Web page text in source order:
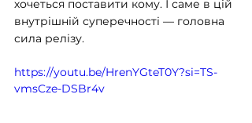
хочеться поставити кому. І саме в цій
внутрішній суперечності — головна
сила релізу.
https://youtu.be/HrenYGteT0Y?si=TS-
vmsCze-DSBr4v